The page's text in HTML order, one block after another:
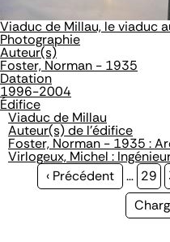
Viaduc de Millau, le viaduc
Photographie
Auteur(s)
Foster, Norman - 1935
Datation
1996-2004
Édifice
Viaduc de Millau
Auteur(s) de l'édifice
Foster, Norman - 1935 :
Virlogeux, Michel :
Page
‹ Précédent … Page
29
Page